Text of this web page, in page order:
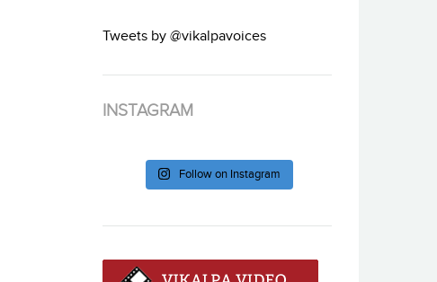
Tweets by @vikalpavoices
INSTAGRAM
Follow on Instagram